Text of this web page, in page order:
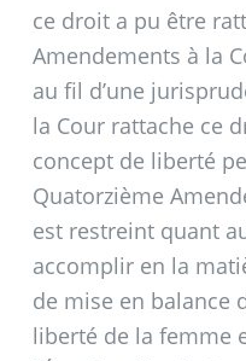
ce droit a pu être
Amendements à la
au fil d’une
la Cour rattache ce
concept de liberté
Quatorzième
est restreint quant
accomplir en la
de mise en balance
liberté de la femme